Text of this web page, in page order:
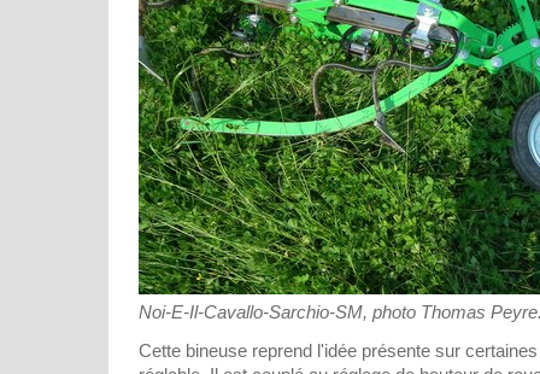
Noi-E-Il-Cavallo-Sarchio-SM, photo Thomas
Cette bineuse reprend l'idée présente sur